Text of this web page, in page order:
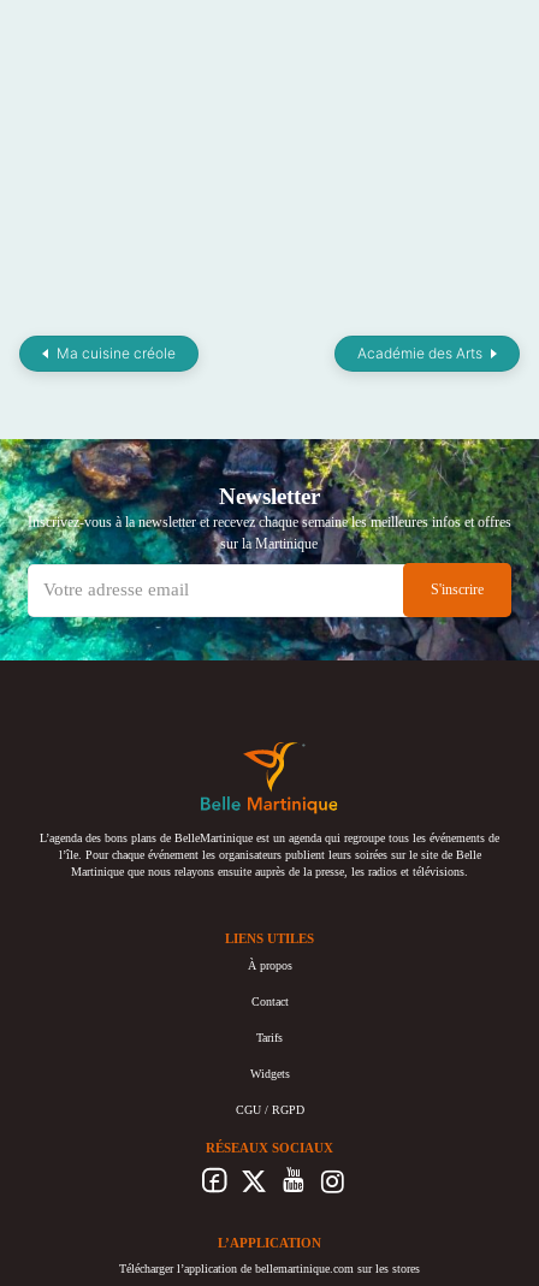
Ma cuisine créole Académie des Arts
Newsletter
Inscrivez-vous à la newsletter et recevez chaque semaine les meilleures infos et offres
sur la Martinique
L’agenda des bons plans de BelleMartinique est un agenda qui regroupe tous les événements de
l’île. Pour chaque événement les organisateurs publient leurs soirées sur le site de Belle
Martinique que nous relayons ensuite auprès de la presse, les radios et télévisions.
LIENS UTILES
À propos
Contact
Tarifs
Widgets
CGU / RGPD
RÉSEAUX SOCIAUX
L’APPLICATION
Télécharger l’application de bellemartinique.com sur les stores